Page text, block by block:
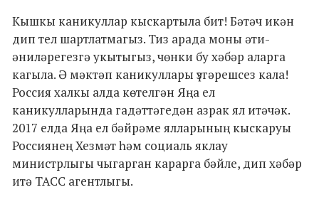
Кышкы каникуллар кыскартыла бит! Бәтәч икән
дип тел шартлатмагыз. Тиз арада моны әти-
әниләрегезгә укытыгыз, чөнки бу хәбәр аларга
кагыла. Ә мәктәп каникуллары үзгәрешсез кала!
Россия халкы алда көтелгән Яңа ел
каникулларында гадәттәгедән азрак ял итәчәк.
2017 елда Яңа ел бәйрәме ялларының кыскаруы
Россиянең Хезмәт һәм социаль яклау
министрлыгы чыгарган карарга бәйле, дип хәбәр
итә ТАСС агентлыгы.